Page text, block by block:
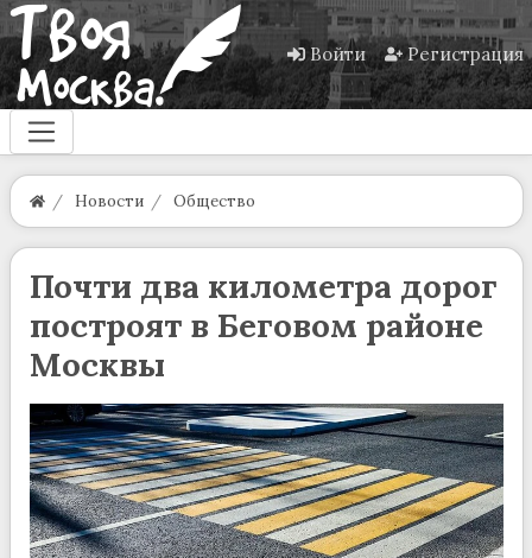
Войти Регистрация
Новости Общество
Почти два километра дорог
построят в Беговом районе
Москвы